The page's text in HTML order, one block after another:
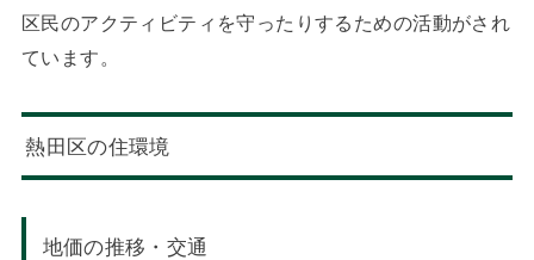
区民のアクティビティを守ったりするための活動がされ
ています。
熱田区の住環境
地価の推移・交通